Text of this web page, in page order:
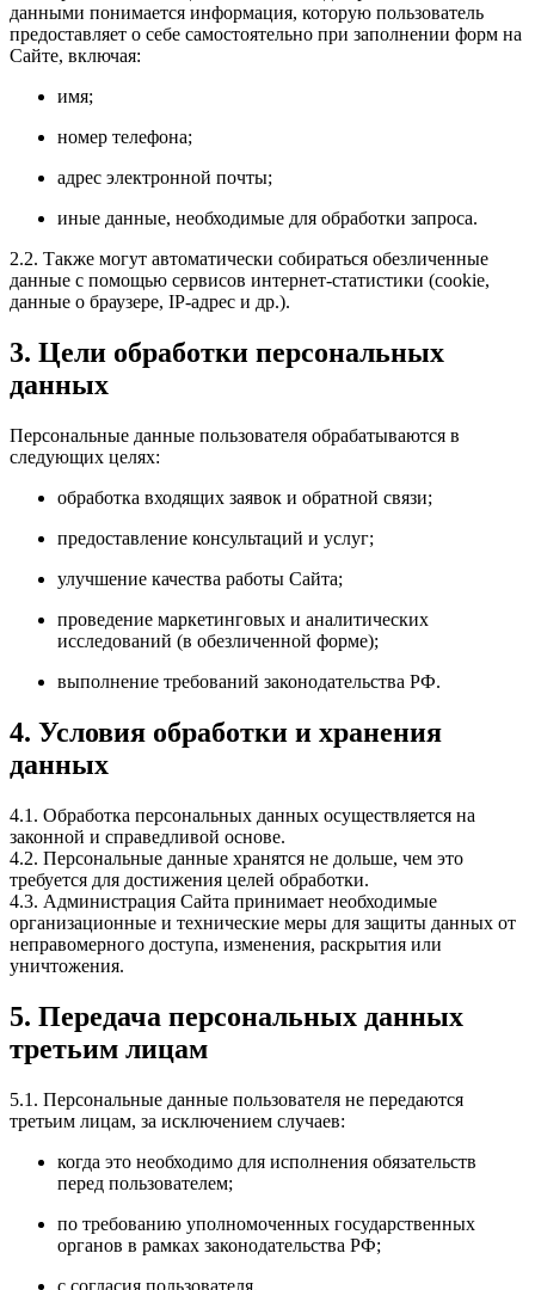
данными понимается информация, которую пользователь
предоставляет о себе самостоятельно при заполнении форм на
Сайте, включая:
имя;
номер телефона;
адрес электронной почты;
иные данные, необходимые для обработки запроса.
2.2. Также могут автоматически собираться обезличенные
данные с помощью сервисов интернет-статистики (cookie,
данные о браузере, IP-адрес и др.).
3. Цели обработки персональных
данных
Персональные данные пользователя обрабатываются в
следующих целях:
обработка входящих заявок и обратной связи;
предоставление консультаций и услуг;
улучшение качества работы Сайта;
проведение маркетинговых и аналитических
исследований (в обезличенной форме);
выполнение требований законодательства РФ.
4. Условия обработки и хранения
данных
4.1. Обработка персональных данных осуществляется на
законной и справедливой основе.
4.2. Персональные данные хранятся не дольше, чем это
требуется для достижения целей обработки.
4.3. Администрация Сайта принимает необходимые
организационные и технические меры для защиты данных от
неправомерного доступа, изменения, раскрытия или
уничтожения.
5. Передача персональных данных
третьим лицам
5.1. Персональные данные пользователя не передаются
третьим лицам, за исключением случаев:
когда это необходимо для исполнения обязательств
перед пользователем;
по требованию уполномоченных государственных
органов в рамках законодательства РФ;
с согласия пользователя.